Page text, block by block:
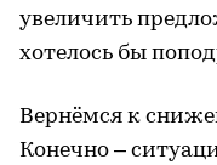
увеличить
хотелось бы
Вернёмся к
Конечно –